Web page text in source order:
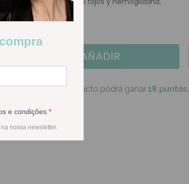
AÑADIR
compra de este producto podrá ganar 18 puntos.